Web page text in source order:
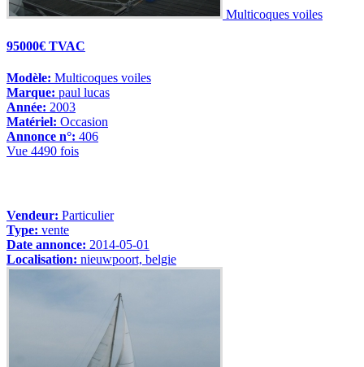
Multicoques voiles
95000€ TVAC
Modèle: Multicoques voiles
Marque: paul lucas
Année: 2003
Matériel: Occasion
Annonce n°: 406
Vue 4490 fois
Vendeur: Particulier
Type: vente
Date annonce: 2014-05-01
Localisation: nieuwpoort, belgie